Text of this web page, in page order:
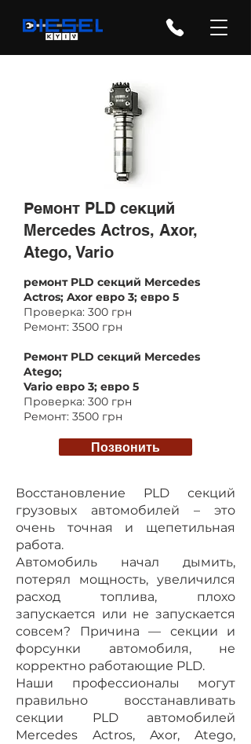
Ремонт PLD секций
Mercedes Actros, Axor,
Atego, Vario
ремонт PLD секций Mercedes
Actros; Axor евро 3; евро 5
Проверка: 300 грн
Ремонт: 3500 грн
Ремонт PLD секций Mercedes
Atego;
Vario евро 3; евро 5
Проверка: 300 грн
Ремонт: 3500 грн
Позвонить
Восстановление PLD секций
грузовых автомобилей – это
очень точная и щепетильная
работа.
Автомобиль начал дымить,
потерял мощность, увеличился
расход топлива, плохо
запускается или не запускается
совсем? Причина — секции и
форсунки автомобиля, не
корректно работающие PLD.
Наши профессионалы могут
правильно восстанавливать
секции PLD автомобилей
Mercedes Actros, Axor, Atego,